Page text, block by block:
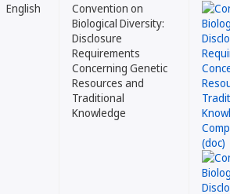
English
Convention on
Biological Diversity:
Disclosure
Requirements
Concerning Genetic
Resources and
Traditional
Knowledge